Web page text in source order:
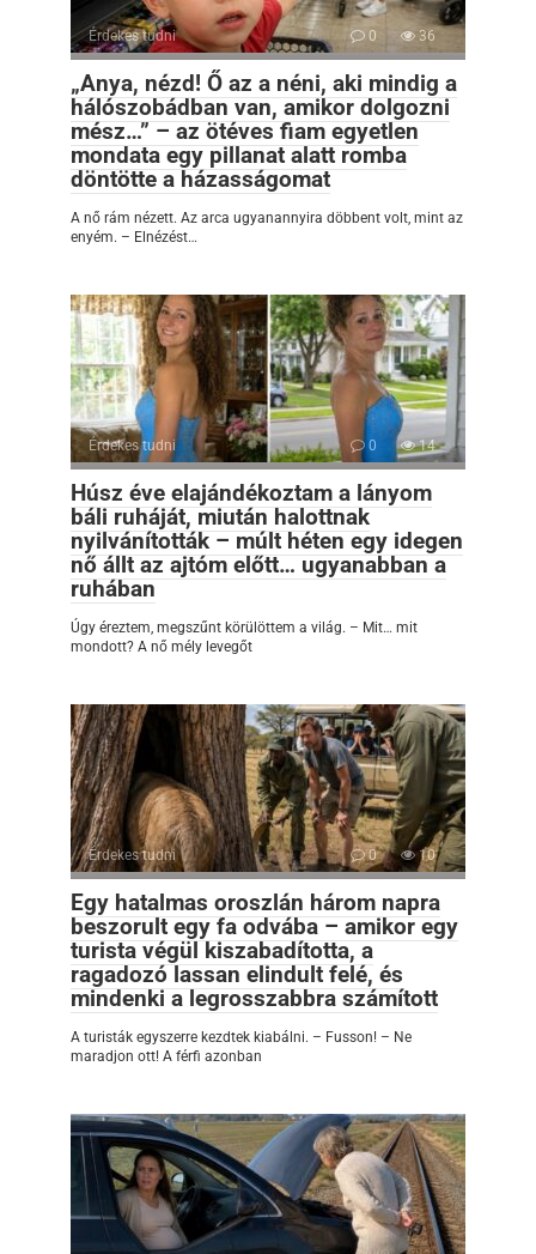
Érdekes tudni 0 36
„Anya, nézd! Ő az a néni, aki mindig a
hálószobádban van, amikor dolgozni
mész…” – az ötéves fiam egyetlen
mondata egy pillanat alatt romba
döntötte a házasságomat
A nő rám nézett. Az arca ugyanannyira döbbent volt, mint az
enyém. – Elnézést…
Érdekes tudni 0 14
Húsz éve elajándékoztam a lányom
báli ruháját, miután halottnak
nyilvánították – múlt héten egy idegen
nő állt az ajtóm előtt… ugyanabban a
ruhában
Úgy éreztem, megszűnt körülöttem a világ. – Mit… mit
mondott? A nő mély levegőt
Érdekes tudni 0 10
Egy hatalmas oroszlán három napra
beszorult egy fa odvába – amikor egy
turista végül kiszabadította, a
ragadozó lassan elindult felé, és
mindenki a legrosszabbra számított
A turisták egyszerre kezdtek kiabálni. – Fusson! – Ne
maradjon ott! A férfi azonban